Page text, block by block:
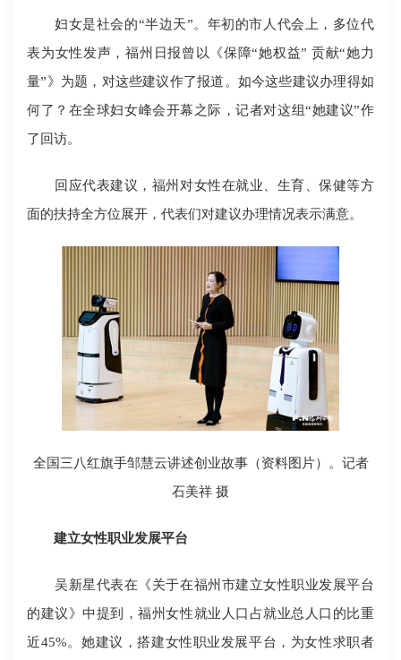
妇女是社会的“半边天”。年初的市人代会上，多位代
表为女性发声，福州日报曾以《保障“她权益” 贡献“她力
量”》为题，对这些建议作了报道。如今这些建议办理得如
何了？在全球妇女峰会开幕之际，记者对这组“她建议”作
了回访。
回应代表建议，福州对女性在就业、生育、保健等方
面的扶持全方位展开，代表们对建议办理情况表示满意。
全国三八红旗手邹慧云讲述创业故事（资料图片）。记者
石美祥 摄
建立女性职业发展平台
吴新星代表在《关于在福州市建立女性职业发展平台
的建议》中提到，福州女性就业人口占就业总人口的比重
近45%。她建议，搭建女性职业发展平台，为女性求职者